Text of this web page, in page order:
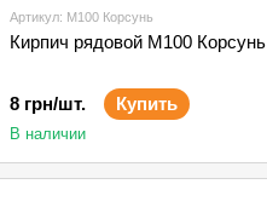
Артикул: М100 Корсунь
Кирпич рядовой М100 Корсунь
8 грн/шт. Купить
В наличии